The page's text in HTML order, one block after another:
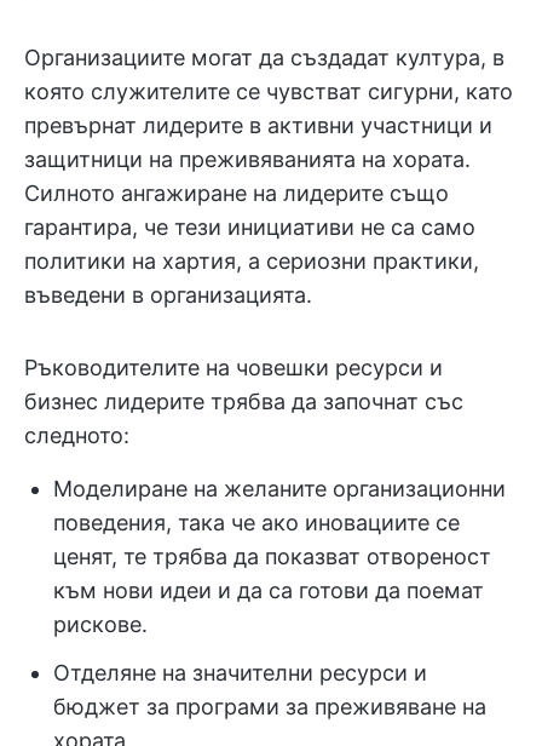
Организациите могат да създадат култура, в
която служителите се чувстват сигурни, като
превърнат лидерите в активни участници и
защитници на преживяванията на хората.
Силното ангажиране на лидерите също
гарантира, че тези инициативи не са само
политики на хартия, а сериозни практики,
въведени в организацията.
Ръководителите на човешки ресурси и
бизнес лидерите трябва да започнат със
следното:
Моделиране на желаните организационни
поведения, така че ако иновациите се
ценят, те трябва да показват отвореност
към нови идеи и да са готови да поемат
рискове.
Отделяне на значителни ресурси и
бюджет за програми за преживяване на
хората